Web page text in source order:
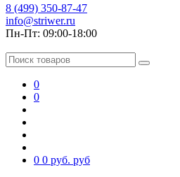
8 (499) 350-87-47
info@striwer.ru
Пн-Пт: 09:00-18:00
0
0
0 0 руб. руб